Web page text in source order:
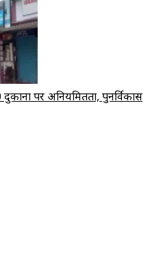
पर अनियमितता, पुनर्विकास